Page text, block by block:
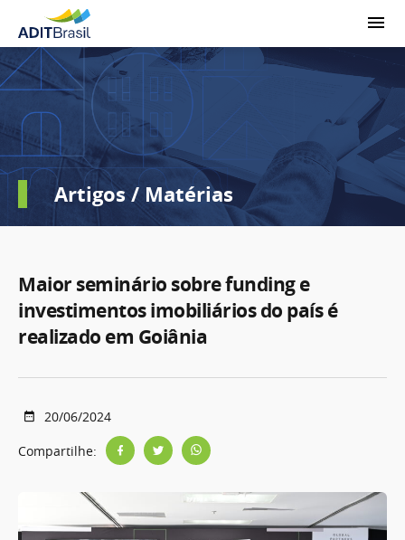
Artigos / Matérias
Maior seminário sobre funding e
investimentos imobiliários do país é
realizado em Goiânia
20/06/2024
Compartilhe: